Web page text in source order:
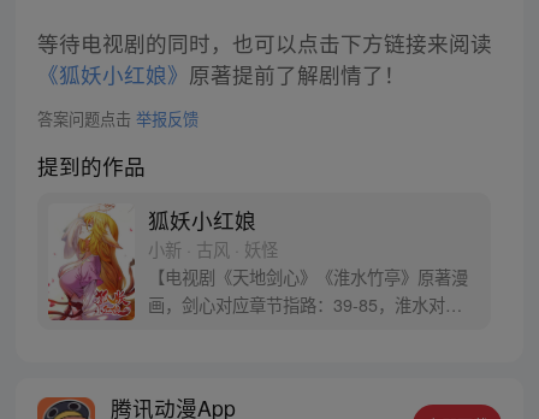
等待电视剧的同时，也可以点击下方链接来阅读
《狐妖小红娘》 原著提前了解剧情了！
答案问题点击 举报反馈
提到的作品
狐妖小红娘
小新 · 古风 · 妖怪
【电视剧《天地剑心》《淮水竹亭》原著漫
画，剑心对应章节指路：39-85，淮水对应
腾讯动漫App